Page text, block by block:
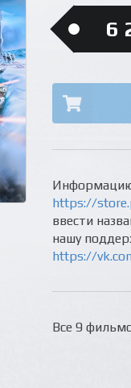
6
Информацию
https://
ввести
нашу
https://
Все 9